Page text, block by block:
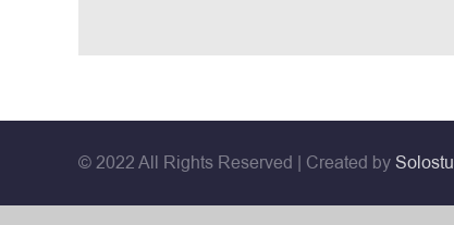
© 2022 All Rights Reserved | Created by